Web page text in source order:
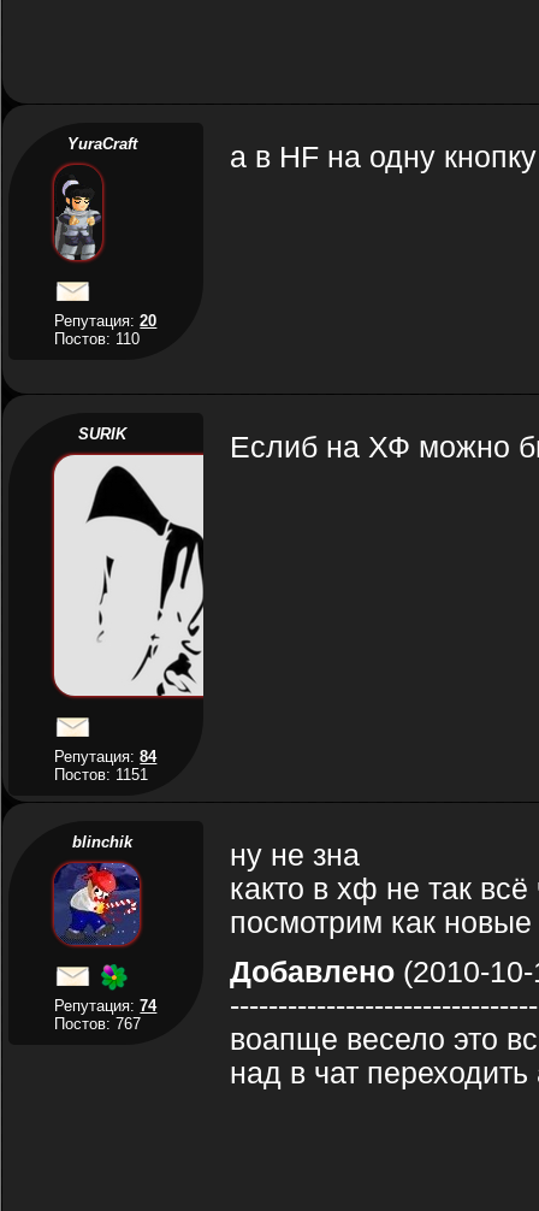
YuraCraft
Репутация:20
Постов: 110
а в HF на одну
SURIK
Репутация:84
Постов: 1151
Еслиб на ХФ можно
blinchik
Репутация:74
Постов: 767
ну не зна
както в хф не так всё
посмотрим как
Добавлено(2010-10-
воапще весело это
над в чат